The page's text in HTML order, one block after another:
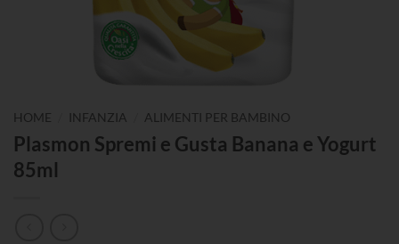
HOME INFANZIA ALIMENTI PER BAMBINO
Plasmon Spremi e Gusta Banana e Yogurt
85ml